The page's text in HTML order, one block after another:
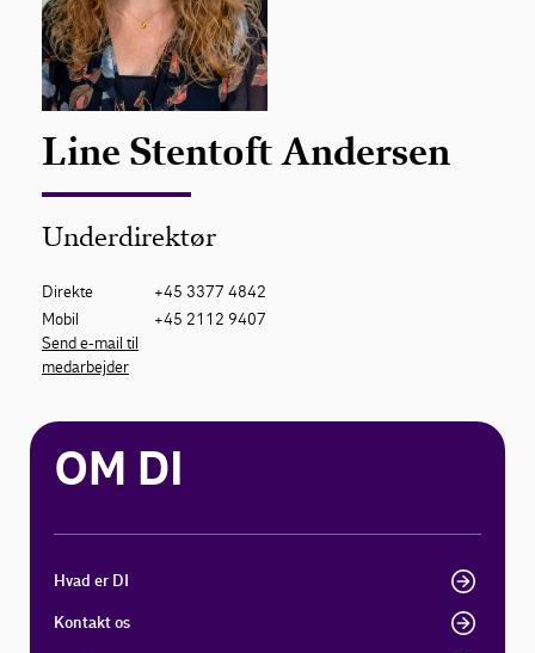
Line Stentoft Andersen
Underdirektør
Direkte
+45 3377 4842
Mobil
+45 2112 9407
Send e-mail til
medarbejder
OM DI
Hvad er DI
Kontakt os